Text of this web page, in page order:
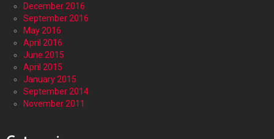
December 2016
September 2016
May 2016
April 2016
June 2015
April 2015
January 2015
September 2014
November 2011